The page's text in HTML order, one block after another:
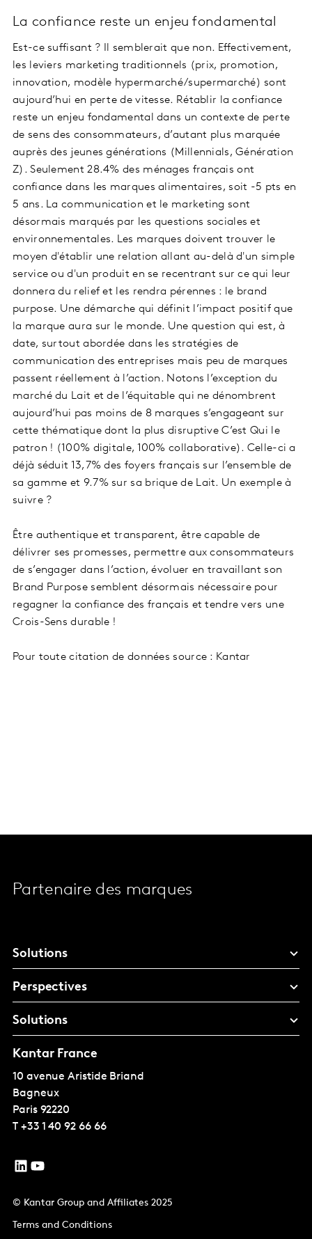
La confiance reste un enjeu fondamental
Est-ce suffisant ? Il semblerait que non. Effectivement,
les leviers marketing traditionnels (prix, promotion,
innovation, modèle hypermarché/supermarché) sont
aujourd’hui en perte de vitesse. Rétablir la confiance
reste un enjeu fondamental dans un contexte de perte
de sens des consommateurs, d’autant plus marquée
auprès des jeunes générations (Millennials, Génération
Z). Seulement 28.4% des ménages français ont
confiance dans les marques alimentaires, soit -5 pts en
5 ans. La communication et le marketing sont
désormais marqués par les questions sociales et
environnementales. Les marques doivent trouver le
moyen d'établir une relation allant au-delà d'un simple
service ou d'un produit en se recentrant sur ce qui leur
donnera du relief et les rendra pérennes : le brand
purpose. Une démarche qui définit l’impact positif que
la marque aura sur le monde. Une question qui est, à
date, surtout abordée dans les stratégies de
communication des entreprises mais peu de marques
passent réellement à l’action. Notons l’exception du
marché du Lait et de l’équitable qui ne dénombrent
aujourd’hui pas moins de 8 marques s’engageant sur
cette thématique dont la plus disruptive C’est Qui le
patron ! (100% digitale, 100% collaborative). Celle-ci a
déjà séduit 13,7% des foyers français sur l’ensemble de
sa gamme et 9.7% sur sa brique de Lait. Un exemple à
suivre ?
Être authentique et transparent, être capable de
délivrer ses promesses, permettre aux consommateurs
de s’engager dans l’action, évoluer en travaillant son
Brand Purpose semblent désormais nécessaire pour
regagner la confiance des français et tendre vers une
Crois-Sens durable !
Pour toute citation de données source : Kantar
Partenaire des marques
Solutions
Perspectives
Solutions
Kantar France
10 avenue Aristide Briand
Bagneux
Paris 92220
T +33 1 40 92 66 66
© Kantar Group and Affiliates 2025
Terms and Conditions